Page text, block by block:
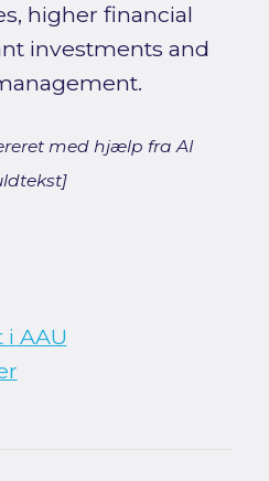
higher financial
investments and
med hjælp fra AI
i AAU